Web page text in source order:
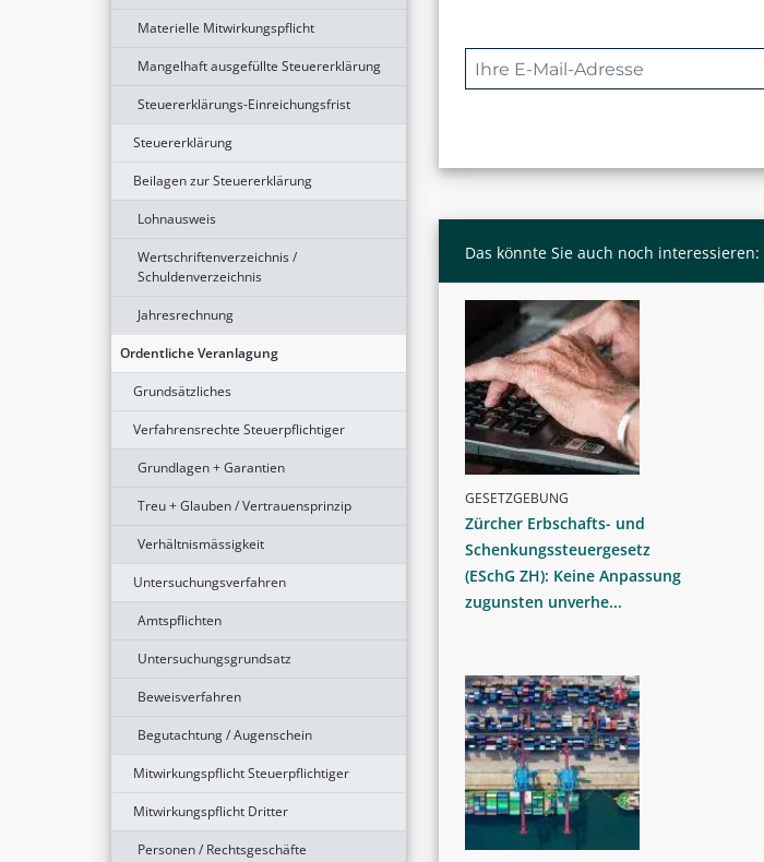
Materielle Mitwirkungspflicht
Mangelhaft ausgefüllte Steuererklärung
Steuererklärungs-Einreichungsfrist
Steuererklärung
Beilagen zur Steuererklärung
Lohnausweis
Wertschriftenverzeichnis /
Schuldenverzeichnis
Jahresrechnung
Ordentliche Veranlagung
Grundsätzliches
Verfahrensrechte Steuerpflichtiger
Grundlagen + Garantien
Treu + Glauben / Vertrauensprinzip
Verhältnismässigkeit
Untersuchungsverfahren
Amtspflichten
Untersuchungsgrundsatz
Beweisverfahren
Begutachtung / Augenschein
Mitwirkungspflicht Steuerpflichtiger
Mitwirkungspflicht Dritter
Personen / Rechtsgeschäfte
Das könnte Sie auch noch interessieren:
GESETZGEBUNG
Zürcher Erbschafts- und
Schenkungssteuergesetz
(ESchG ZH): Keine Anpassung
zugunsten unverhe...